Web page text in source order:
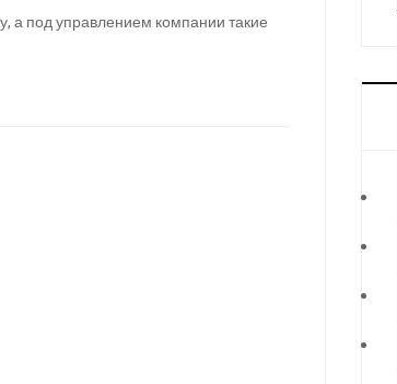
а под управлением компании такие